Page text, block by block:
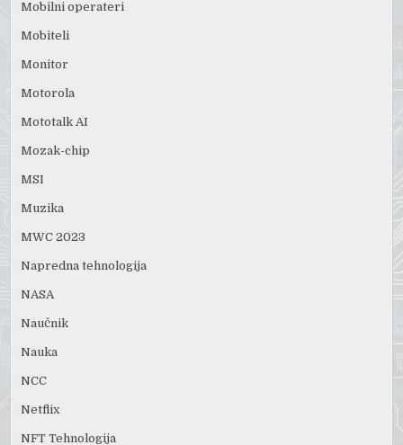
Mobilni operateri
Mobiteli
Monitor
Motorola
Mototalk AI
Mozak-chip
MSI
Muzika
MWC 2023
Napredna tehnologija
NASA
Naučnik
Nauka
NCC
Netflix
NFT Tehnologija